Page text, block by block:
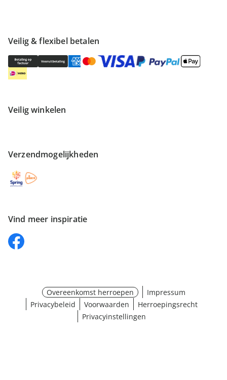
Veilig & flexibel betalen
Veilig winkelen
Verzendmogelijkheden
Vind meer inspiratie
Overeenkomst herroepen
Impressum
Privacybeleid
Voorwaarden
Herroepingsrecht
Privacyinstellingen